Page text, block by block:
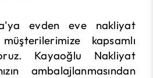
evden eve nakliyat
kapsamlı
Kayaoğlu Nakliyat
ambalajlanmasından